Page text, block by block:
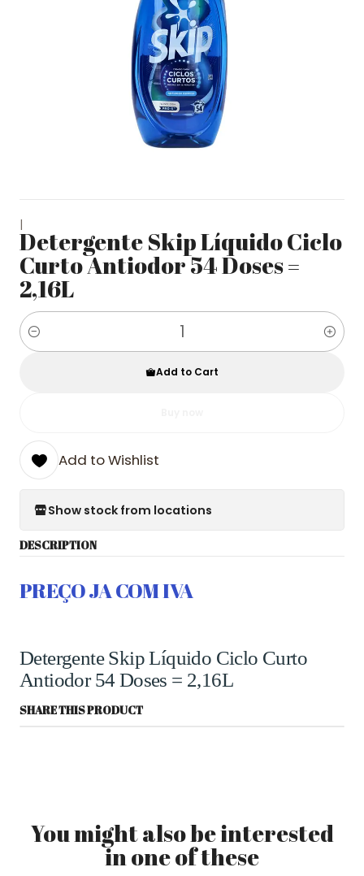
|
Detergente Skip Líquido Ciclo
Curto Antiodor 54 Doses =
2,16L
Quantity
Add to Cart
Add to Wishlist
Show stock from locations
DESCRIPTION
PREÇO JA COM IVA
Detergente Skip Líquido Ciclo Curto
Antiodor 54 Doses = 2,16L
SHARE THIS PRODUCT
You might also be interested
in one of these